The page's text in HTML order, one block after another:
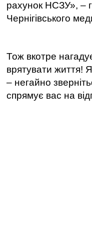
рахунок НСЗУ», –
Чернігівського
Тож вкотре
врятувати життя!
– негайно
спрямує вас на